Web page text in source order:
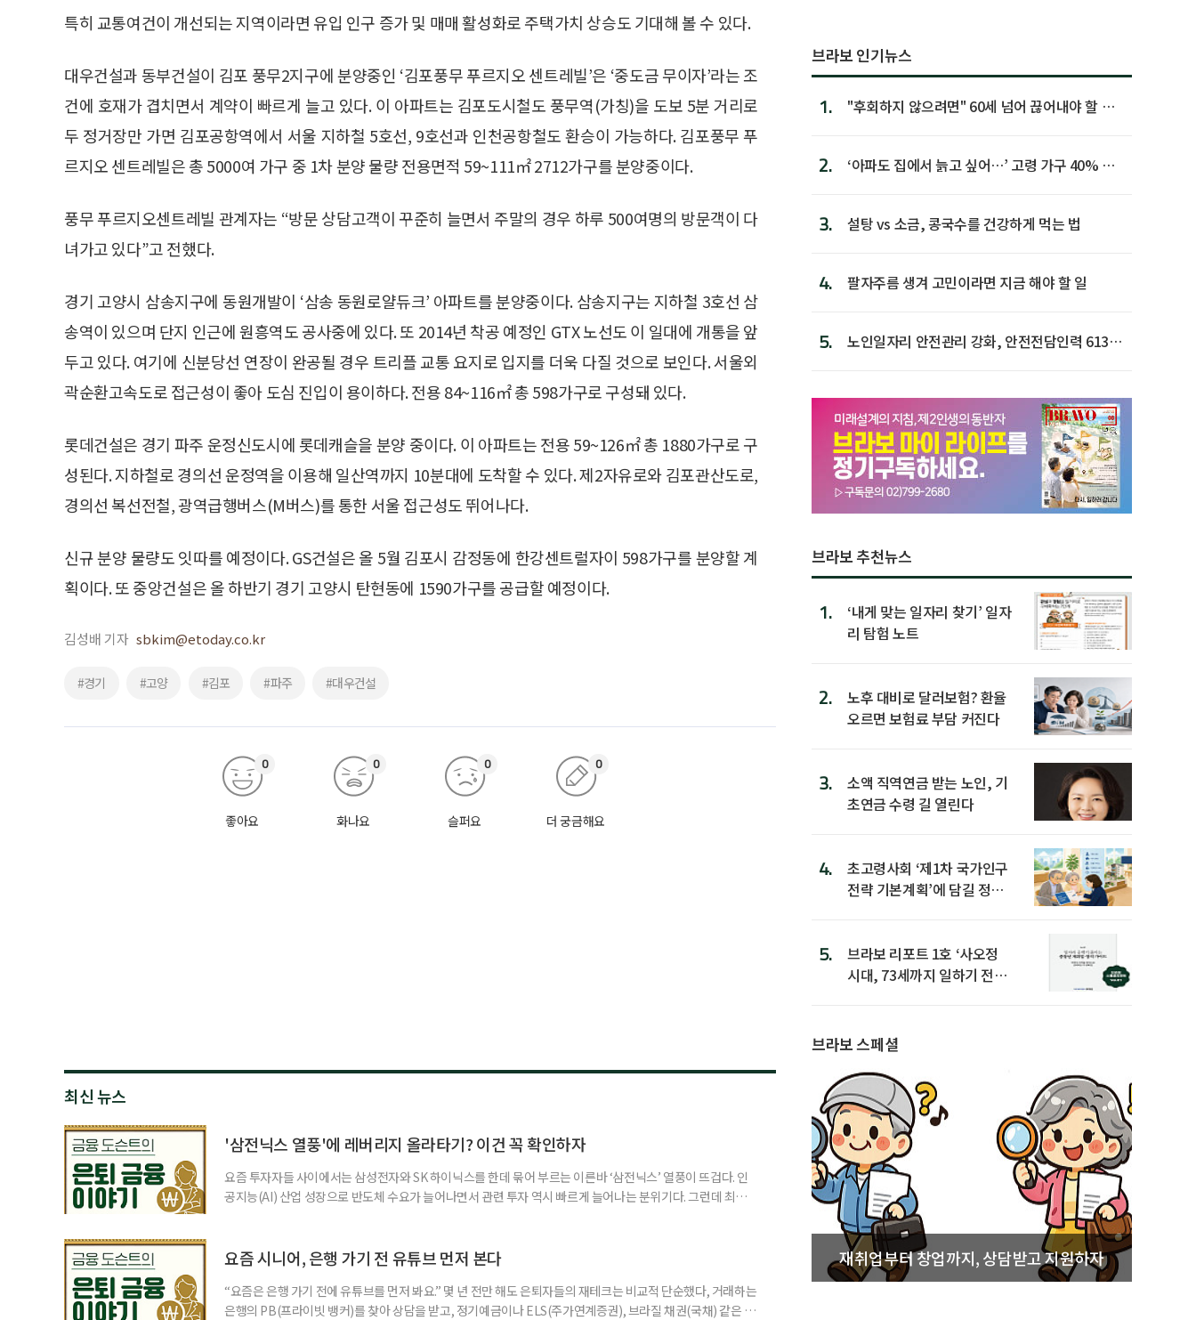
특히 교통여건이 개선되는 지역이라면 유입 인구 증가 및 매매 활성화로 주택가치 상승도 기대해 볼 수 있다.
대우건설과 동부건설이 김포 풍무2지구에 분양중인 ‘김포풍무 푸르지오 센트레빌’은 ‘중도금 무이자’라는 조
건에 호재가 겹치면서 계약이 빠르게 늘고 있다. 이 아파트는 김포도시철도 풍무역(가칭)을 도보 5분 거리로
두 정거장만 가면 김포공항역에서 서울 지하철 5호선, 9호선과 인천공항철도 환승이 가능하다. 김포풍무 푸
르지오 센트레빌은 총 5000여 가구 중 1차 분양 물량 전용면적 59~111㎡ 2712가구를 분양중이다.
풍무 푸르지오센트레빌 관계자는 “방문 상담고객이 꾸준히 늘면서 주말의 경우 하루 500여명의 방문객이 다
녀가고 있다”고 전했다.
경기 고양시 삼송지구에 동원개발이 ‘삼송 동원로얄듀크’ 아파트를 분양중이다. 삼송지구는 지하철 3호선 삼
송역이 있으며 단지 인근에 원흥역도 공사중에 있다. 또 2014년 착공 예정인 GTX 노선도 이 일대에 개통을 앞
두고 있다. 여기에 신분당선 연장이 완공될 경우 트리플 교통 요지로 입지를 더욱 다질 것으로 보인다. 서울외
곽순환고속도로 접근성이 좋아 도심 진입이 용이하다. 전용 84~116㎡ 총 598가구로 구성돼 있다.
롯데건설은 경기 파주 운정신도시에 롯데캐슬을 분양 중이다. 이 아파트는 전용 59~126㎡ 총 1880가구로 구
성된다. 지하철로 경의선 운정역을 이용해 일산역까지 10분대에 도착할 수 있다. 제2자유로와 김포관산도로,
경의선 복선전철, 광역급행버스(M버스)를 통한 서울 접근성도 뛰어나다.
신규 분양 물량도 잇따를 예정이다. GS건설은 올 5월 김포시 감정동에 한강센트럴자이 598가구를 분양할 계
획이다. 또 중앙건설은 올 하반기 경기 고양시 탄현동에 1590가구를 공급할 예정이다.
김성배 기자 sbkim@etoday.co.kr
#경기 #고양 #김포 #파주 #대우건설
좋아요
0
화나요
0
슬퍼요
0
더 궁금해요
0
최신 뉴스
'삼전닉스 열풍'에 레버리지 올라타기? 이건 꼭 확인하자
요즘 투자자들 사이에서는 삼성전자와 SK 하이닉스를 한데 묶어 부르는 이른바 ‘삼전닉스’ 열풍이 뜨겁다. 인
공지능(AI) 산업 성장으로 반도체 수요가 늘어나면서 관련 투자 역시 빠르게 늘어나는 분위기다. 그런데 최근
투자자라면 반드시 알아야 할 핵심 위험 요소를 짚어본다. 수익도 2배, 손실도 2배… 레버리지의 두 얼
요즘 시니어, 은행 가기 전 유튜브 먼저 본다
“요즘은 은행 가기 전에 유튜브를 먼저 봐요.” 몇 년 전만 해도 은퇴자들의 재테크는 비교적 단순했다, 거래하는
은행의 PB(프라이빗 뱅커)를 찾아 상담을 받고, 정기예금이나 ELS(주가연계증권), 브라질 채권(국채) 같은 고
브라보 인기뉴스
1.
"후회하지 않으려면" 60세 넘어 끊어내야 할 사
2.
‘아파도 집에서 늙고 싶어…’ 고령 가구 40% 노
3. 설탕 vs 소금, 콩국수를 건강하게 먹는 법
4. 팔자주름 생겨 고민이라면 지금 해야 할 일
5.
노인일자리 안전관리 강화, 안전전담인력 613명
브라보 추천뉴스
1.
‘내게 맞는 일자리 찾기’ 일자
리 탐험 노트
2.
노후 대비로 달러보험? 환율
오르면 보험료 부담 커진다
3.
소액 직역연금 받는 노인, 기
초연금 수령 길 열린다
4.
초고령사회 ‘제1차 국가인구
전략 기본계획’에 담길 정책
5.
브라보 리포트 1호 ‘사오정
시대, 73세까지 일하기 전략’
브라보 스페셜
재취업부터 창업까지, 상담받고 지원하자